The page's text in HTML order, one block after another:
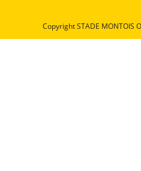
Copyright STADE MONTOIS